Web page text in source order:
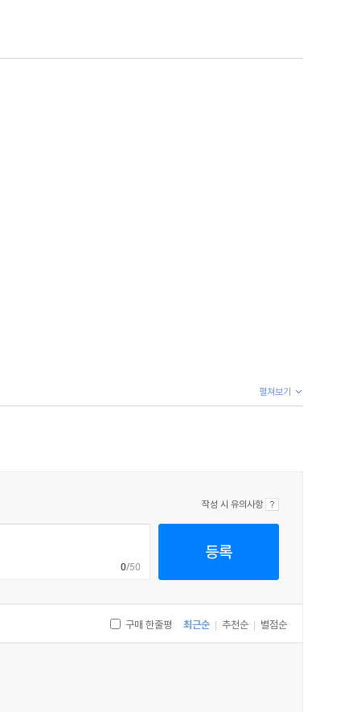
펼쳐보기
작성 시 유의사항
0/50
등록
구매 한줄평 최근순 | 추천순 | 별점순